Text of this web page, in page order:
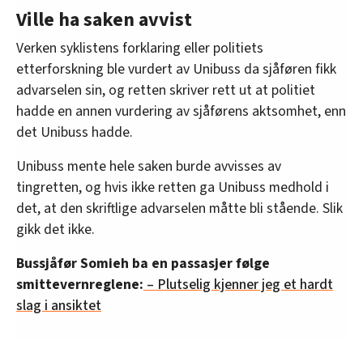
Ville ha saken avvist
Verken syklistens forklaring eller politiets
etterforskning ble vurdert av Unibuss da sjåføren fikk
advarselen sin, og retten skriver rett ut at politiet
hadde en annen vurdering av sjåførens aktsomhet, enn
det Unibuss hadde.
Unibuss mente hele saken burde avvisses av
tingretten, og hvis ikke retten ga Unibuss medhold i
det, at den skriftlige advarselen måtte bli stående. Slik
gikk det ikke.
Bussjåfør Somieh ba en passasjer følge
smittevernreglene: – Plutselig kjenner jeg et hardt
slag i ansiktet